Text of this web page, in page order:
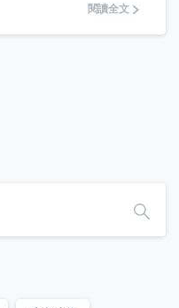
閱讀全文